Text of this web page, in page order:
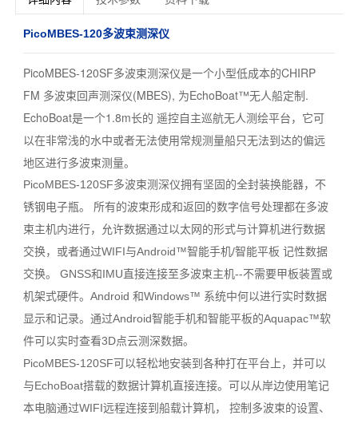
PicoMBES-120多波束测深仪
PicoMBES-120SF多波束测深仪是一个小型低成本的CHIRP
FM 多波束回声测深仪(MBES), 为EchoBoat™无人船定制.
EchoBoat是一个1.8m长的 遥控自主巡航无人测绘平台，它可
以在非常浅的水中或者无法使用常规测量船只无法到达的偏远
地区进行多波束测量。
PicoMBES-120SF多波束测深仪拥有坚固的全封装换能器，不
锈钢电子瓶。 所有的波束形成和返回的数字信号处理都在多波
束主机内进行，允许数据通过以太网的形式与计算机进行数据
交换，或者通过WIFI与Android™智能手机/智能平板 记性数据
交换。 GNSS和IMU直接连接至多波束主机--不需要甲板装置或
机架式硬件。Android 和Windows™ 系统中何以进行实时数据
显示和记录。通过Android智能手机和智能平板的Aquapac™软
件可以实时查看3D点云测深数据。
PicoMBES-120SF可以轻松地安装到各种打在平台上，并可以
与EchoBoat搭载的数据计算机直接连接。可以从岸边使用笔记
本电脑通过WIFI远程连接到船载计算机， 控制多波束的设置、